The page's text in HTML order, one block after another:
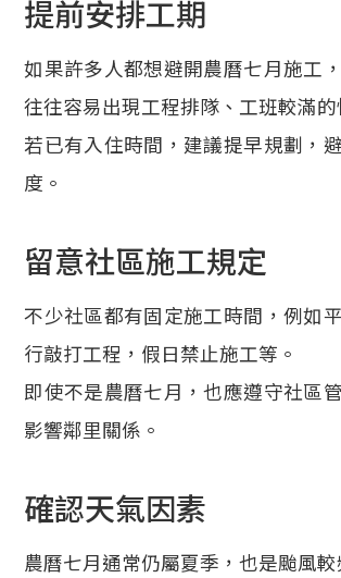
提前安排工期
如果許多人都想避開農曆七月施工
往往容易出現工程排隊、工班較滿的
若已有入住時間，建議提早規劃，
度。
留意社區施工規定
不少社區都有固定施工時間，例如
行敲打工程，假日禁止施工等。
即使不是農曆七月，也應遵守社區
影響鄰里關係。
確認天氣因素
農曆七月通常仍屬夏季，也是颱風較